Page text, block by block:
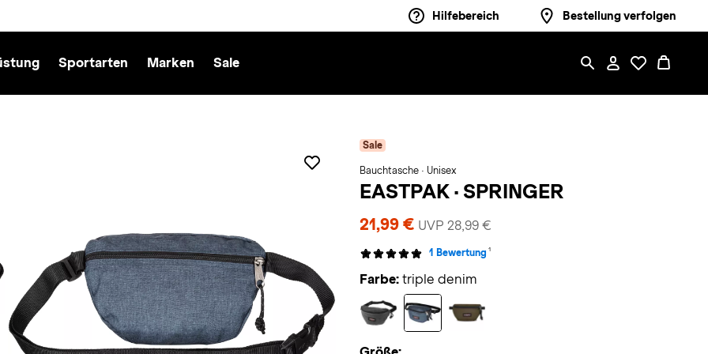
Hilfebereich Bestellung verfolgen
Sportarten Marken Sale
Sale
Bauchtasche · Unisex
EASTPAK · SPRINGER
21,99 € UVP 28,99 €
1 Bewertung 1
Farbe: triple denim